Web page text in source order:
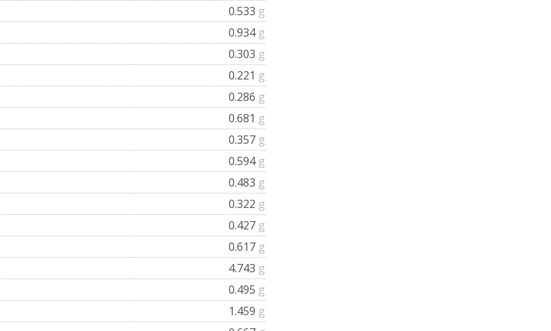
0.533 g
0.934 g
0.303 g
0.221 g
0.286 g
0.681 g
0.357 g
0.594 g
0.483 g
0.322 g
0.427 g
0.617 g
4.743 g
0.495 g
1.459 g